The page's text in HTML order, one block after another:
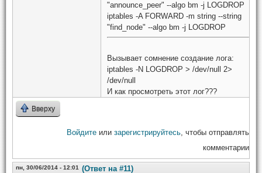
"announce_peer" --algo bm -j LOGDROP
iptables -A FORWARD -m string --string
"find_node" --algo bm -j LOGDROP
Вызывает сомнение создание лога:
iptables -N LOGDROP > /dev/null 2>
/dev/null
И как просмотреть этот лог???
Вверху
Войдите или зарегистрируйтесь, чтобы отправлять
комментарии
пн, 30/06/2014 - 12:01
(Ответ на #11)